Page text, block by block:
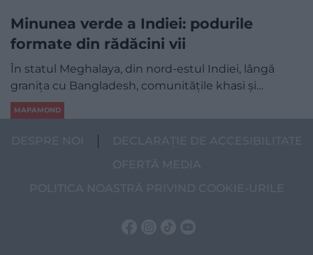
Minunea verde a Indiei: podurile
formate din rădăcini vii
În statul Meghalaya, din nord-estul Indiei, lângă
granița cu Bangladesh, comunitățile khasi și…
MAPAMOND